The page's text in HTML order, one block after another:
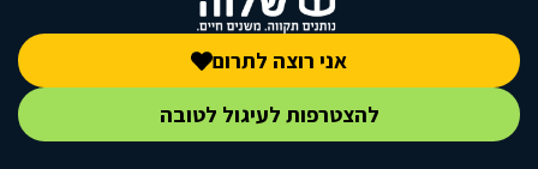
אני רוצה לתרום
להצטרפות לעיגול לטובה